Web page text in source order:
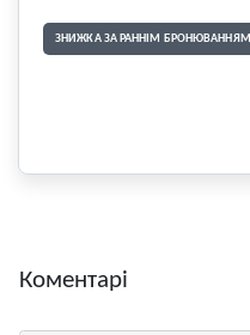
ЗНИЖКА ЗА РАННІМ БРОНЮВАННЯМ
Коментарі